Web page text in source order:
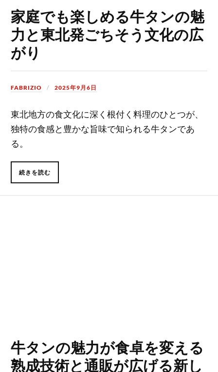
家庭でも楽しめる牛タンの魅
力と東北発ごちそう文化の広
がり
FABRIZIO 2025年9月6日
東北地方の食文化に深く根付く料理のひとつが、
独特の食感と豊かな旨味で知られる牛タンであ
る。
続きを読む
牛タンの魅力が食卓を変える
熟成技術と通販が広げる新し